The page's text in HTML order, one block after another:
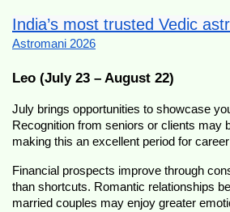
India’s most trusted Vedic
Astromani 2026
Leo (July 23 – August 22)
July brings opportunities to showcase
Recognition from seniors or clients may
making this an excellent period for
Financial prospects improve through
than shortcuts. Romantic relationships
married couples may enjoy greater